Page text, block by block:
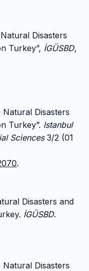
Disasters
Turkey”, İGÜSBD,
Disasters
Turkey”. Istanbul
Sciences3/2 (01
.
Disasters and
İGÜSBD.
Disasters